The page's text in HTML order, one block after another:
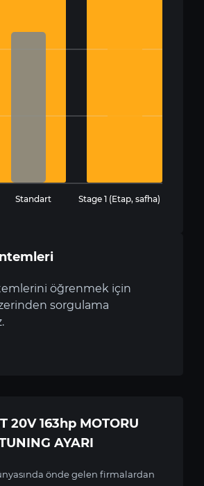
Standart Stage 1 (Etap, safha)
öğrenmek için
sorgulama
20V 163hp MOTORU
AYARI
önde gelen firmalardan